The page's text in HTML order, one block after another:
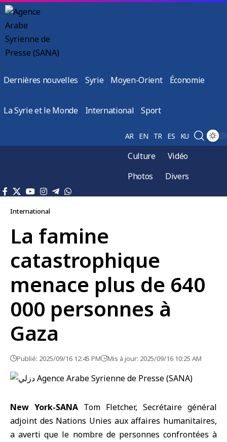
Dernières nouvelles Syrie Moyen-Orient Économie
La Syrie et le Monde International Sport
AR EN TR ES KU
Culture
Vidéo
Photos
Divers
International
La famine
catastrophique
menace plus de 640
000 personnes à
Gaza
Publié: 2025/09/16 12:45 PM Mis à jour: 2025/09/16 10:25 AM
New York-SANA Tom Fletcher, Secrétaire général
adjoint des Nations Unies aux affaires humanitaires,
a averti que le nombre de personnes confrontées à